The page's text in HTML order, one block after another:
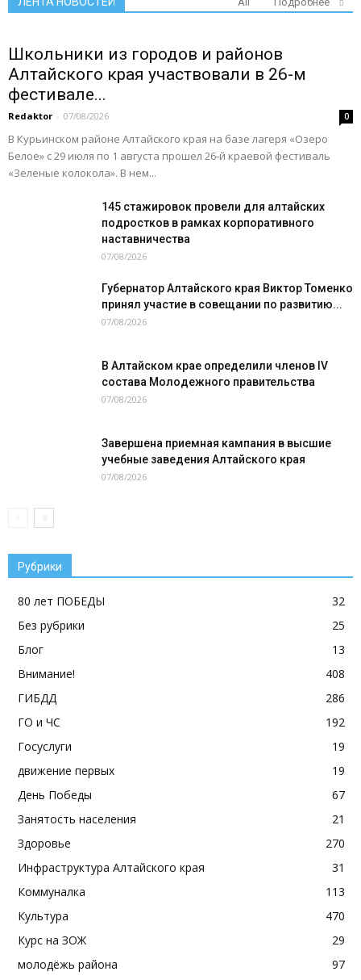
Школьники из городов и районов
Алтайского края участвовали в 26-м
фестивале...
Redaktor - 07/08/2026 0
В Курьинском районе Алтайского края на базе лагеря «Озеро
Белое» с 29 июля по 1 августа прошел 26‑й краевой фестиваль
«Зеленые колокола». В нем...
145 стажировок провели для алтайских
подростков в рамках корпоративного
наставничества
07/08/2026
Губернатор Алтайского края Виктор Томенко
принял участие в совещании по развитию...
07/08/2026
В Алтайском крае определили членов IV
состава Молодежного правительства
07/08/2026
Завершена приемная кампания в высшие
учебные заведения Алтайского края
07/08/2026
Рубрики
80 лет ПОБЕДЫ
32
Без рубрики
25
Блог
13
Внимание!
408
ГИБДД
286
ГО и ЧС
192
Госуслуги
19
движение первых
19
День Победы
67
Занятость населения
21
Здоровье
270
Инфраструктура Алтайского края
31
Коммуналка
113
Культура
470
Курс на ЗОЖ
29
молодёжь района
97